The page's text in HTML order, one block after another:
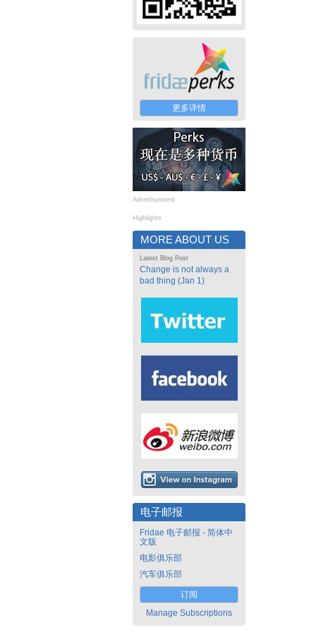
更多详情
Advertisement
Highlights
MORE ABOUT US
Latest Blog Post
Change is not always a
bad thing (Jan 1)
电子邮报
Fridae 电子邮报 - 简体中
文版
电影俱乐部
汽车俱乐部
订阅
Manage Subscriptions